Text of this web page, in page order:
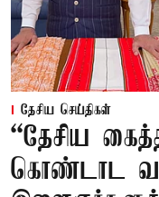
தேசிய செய்திகள்
“தேசிய
கொண்டாட